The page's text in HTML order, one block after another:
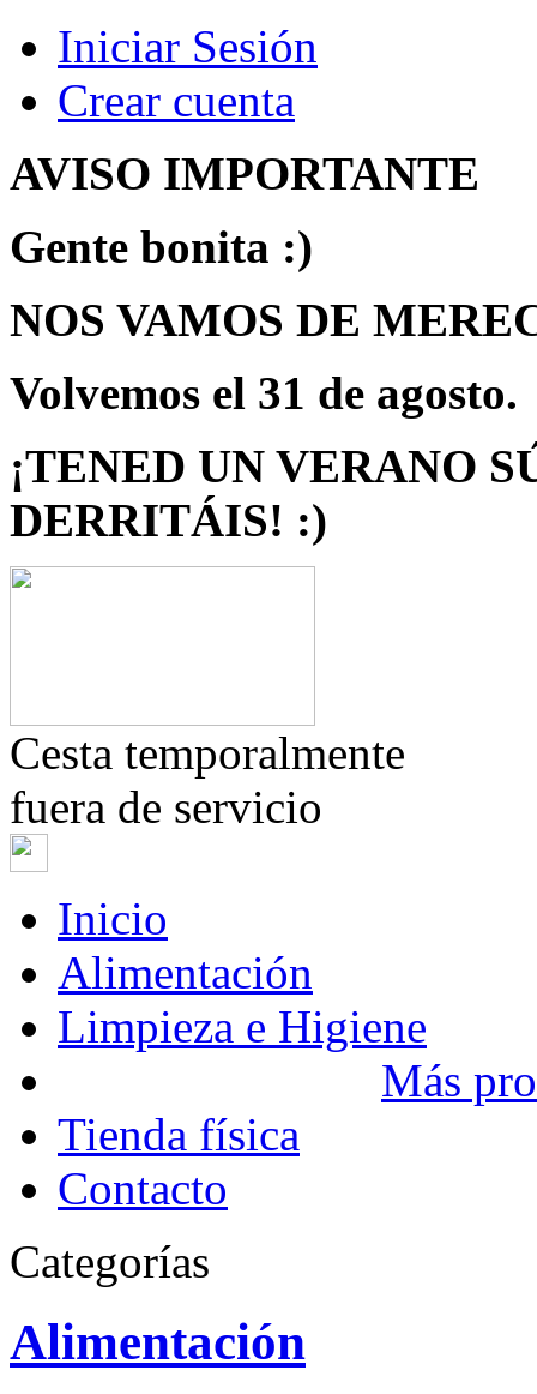
Iniciar Sesión
Crear cuenta
AVISO IMPORTANTE
Gente bonita :)
NOS VAMOS DE
Volvemos el 31 de agosto.
¡TENED UN VERANO
DERRITÁIS! :)
Cesta temporalmente
fuera de servicio
Inicio
Alimentación
Limpieza e Higiene
Más
Tienda física
Contacto
Categorías
Alimentación